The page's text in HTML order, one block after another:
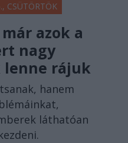
CSÜTÖRTÖK
azok a
nagy
lenne rájuk
hanem
láthatóan